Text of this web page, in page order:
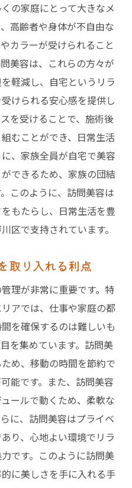
の家庭にとって大きなメ
高齢者や身体が不自由な
カラーが受けられること
美容は、これらの方々が
軽減し、自宅というリラ
けられる安心感を提供し
を受けることで、施術後
むことができ、日常生活
、家族全員が自宅で美容
できるため、家族の団結
このように、訪問美容は
もたらし、日常生活を豊
区で支持されています。
取り入れる利点
理が非常に重要です。特
アでは、仕事や家庭の都
を確保するのは難しいも
を集めています。訪問美
め、移動の時間を節約で
能です。また、訪問美容
ールで動くため、柔軟な
に、訪問美容はプライベ
り、心地よい環境でリラ
です。このように訪問美
に美しさを手に入れる手